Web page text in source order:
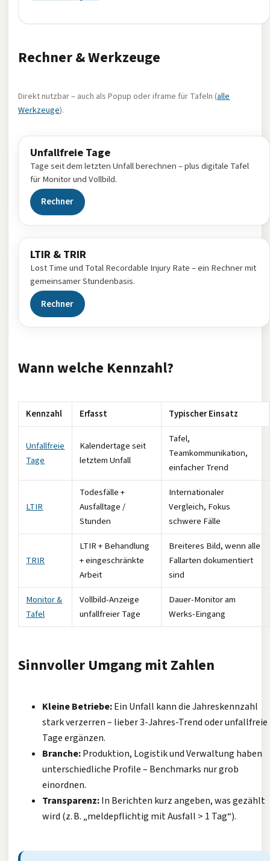
Rechner & Werkzeuge
Direkt nutzbar – auch als Popup oder iframe für Tafeln (alle
Werkzeuge).
Unfallfreie Tage
Tage seit dem letzten Unfall berechnen – plus digitale Tafel
für Monitor und Vollbild.
Rechner
LTIR & TRIR
Lost Time und Total Recordable Injury Rate – ein Rechner mit
gemeinsamer Stundenbasis.
Rechner
Wann welche Kennzahl?
Kennzahl Erfasst Typischer Einsatz
Unfallfreie
Tage
Kalendertage seit
letztem Unfall
Tafel,
Teamkommunikation,
einfacher Trend
LTIR
Todesfälle +
Ausfalltage /
Stunden
Internationaler
Vergleich, Fokus
schwere Fälle
TRIR
LTIR + Behandlung
+ eingeschränkte
Arbeit
Breiteres Bild, wenn alle
Fallarten dokumentiert
sind
Monitor &
Tafel
Vollbild-Anzeige
unfallfreier Tage
Dauer-Monitor am
Werks-Eingang
Sinnvoller Umgang mit Zahlen
Kleine Betriebe:Ein Unfall kann die Jahreskennzahl
stark verzerren – lieber 3-Jahres-Trend oder unfallfreie
Tage ergänzen.
Branche:Produktion, Logistik und Verwaltung haben
unterschiedliche Profile – Benchmarks nur grob
einordnen.
Transparenz:In Berichten kurz angeben, was gezählt
wird (z. B. „meldepflichtig mit Ausfall > 1 Tag“).